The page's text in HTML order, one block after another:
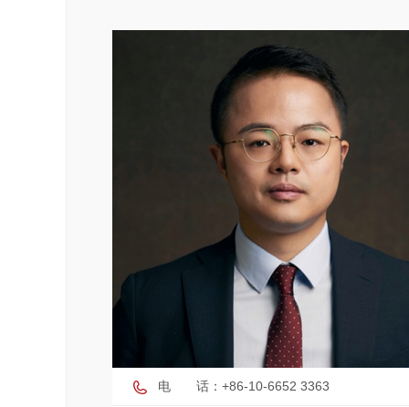
电 话：+86-10-6652 3363